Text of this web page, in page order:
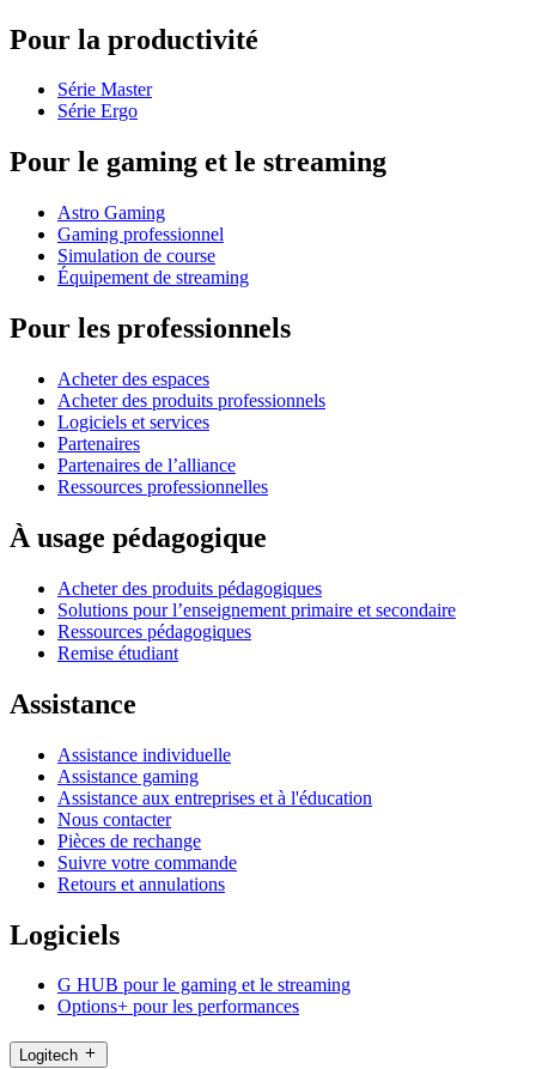
Pour la productivité
Série Master
Série Ergo
Pour le gaming et le streaming
Astro Gaming
Gaming professionnel
Simulation de course
Équipement de streaming
Pour les professionnels
Acheter des espaces
Acheter des produits professionnels
Logiciels et services
Partenaires
Partenaires de l’alliance
Ressources professionnelles
À usage pédagogique
Acheter des produits pédagogiques
Solutions pour l’enseignement primaire et secondaire
Ressources pédagogiques
Remise étudiant
Assistance
Assistance individuelle
Assistance gaming
Assistance aux entreprises et à l'éducation
Nous contacter
Pièces de rechange
Suivre votre commande
Retours et annulations
Logiciels
G HUB pour le gaming et le streaming
Options+ pour les performances
Logitech